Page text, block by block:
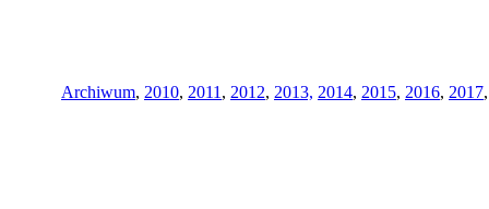
Archiwum, 2010, 2011 , 2012, 2013, 2014, 2015, 2016, 2017